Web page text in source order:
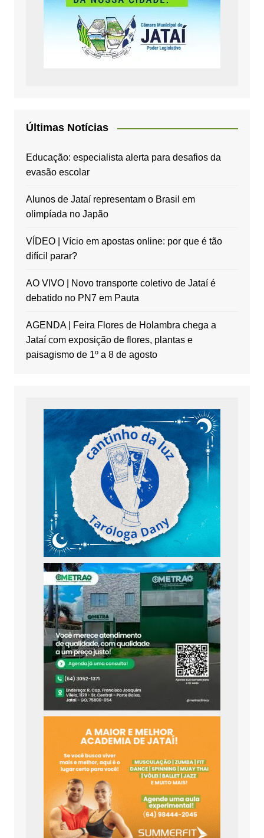
Últimas Notícias
Educação: especialista alerta para desafios da
evasão escolar
Alunos de Jataí representam o Brasil em
olimpíada no Japão
VÍDEO | Vício em apostas online: por que é tão
difícil parar?
AO VIVO | Novo transporte coletivo de Jataí é
debatido no PN7 em Pauta
AGENDA | Feira Flores de Holambra chega a
Jataí com exposição de flores, plantas e
paisagismo de 1º a 8 de agosto